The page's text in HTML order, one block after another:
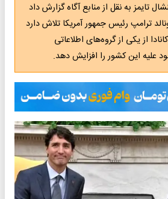
تایمز به نقل از منابع آگاه گزارش داد
ترامپ رئیس جمهور آمریکا تلاش دارد
از یکی از گروه‌های اطلاعاتی
علیه این کشور را افزایش دهد.